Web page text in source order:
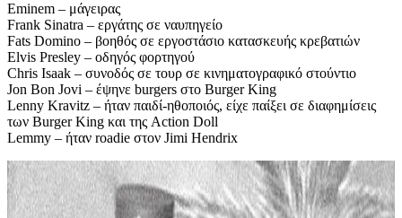
Eminem – μάγειρας
Frank Sinatra – εργάτης σε ναυπηγείο
Fats Domino – βοηθός σε εργοστάσιο κατασκευής κρεβατιών
Elvis Presley – οδηγός φορτηγού
Chris Isaak – συνοδός σε τουρ σε κινηματογραφικό στούντιο
Jon Bon Jovi – έψηνε burgers στο Burger King
Lenny Kravitz – ήταν παιδί-ηθοποιός, είχε παίξει σε διαφημίσεις
των Burger King και της Action Doll
Lemmy – ήταν roadie στον Jimi Hendrix